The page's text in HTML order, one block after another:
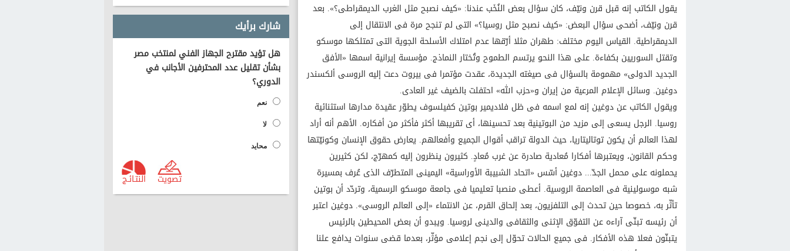
شارك برأيك
هل تؤيد مقترح الجهاز الفني لمنتخب مصر
بشأن تقليل عدد المحترفين الأجانب في
الدوري؟
نعم
لا
محايد
النتـائـج تصويت
يقول الكاتب إنه قبل قرن ونيّف، كان سؤال بعض النُخَب عندنا: «كيف نصبح مثل الغرب الديمقراطى؟». بعد
قرن ونيّف، أضحى سؤال البعض: «كيف نصبح مثل روسيا؟» التى لم تنجح مرة فى الانتقال إلى
الديمقراطية. القياس اليوم مختلف: طهران مثلا أرّقها عدم امتلاك الأسلحة الجوية التى تمتلكها موسكو
وتقتل السوريين بكفاءة. على هذا النحو يرتسم الطموح وتُختار النماذج. مؤسسة إيرانية اسمها «الأفق
الجديد الدولى» مهمومة بالسؤال فى صيغته الجديدة، عقدت مؤتمرا فى بيروت دعت إليه الروسى ألكسندر
دوغين. وسائل الإعلام المرعية من إيران و«حزب الله» احتفلت بالضيف غير العادى.
ويقول الكاتب عن دوغين إنه لمع اسمه فى ظل فلاديمير بوتين كفيلسوف يطوّر عقيدة مدارها استثنائية
روسيا. الرجل يسعى إلى مزيد من البوتينية بعد تحسينها، أى تقريبها أكثر فأكثر من أفكاره. الأهم أنه أراد
لهذا العالم أن يكون توتاليتاريا، حيث الدولة تراقب أقوال الجميع وأفعالهم. يعارض حقوق الإنسان وكونيّتها
وحكم القانون، ويعتبرها أفكارا مُعادية صادرة عن غرب مُعادٍ. كثيرون ينظرون إليه كمهرّج، لكن كثيرين
يحملونه على محمل الجدّ... دوغين أسّس «اتحاد الشبيبة الأوراسية» اليمينى المتطرّف الذى عُرف بمسيرة
شبه موسولينية فى العاصمة الروسية. أعطى منصبا تعليميا فى جامعة موسكو الرسمية، وتردّد أن بوتين
تأثّر به، خصوصا حين تحدث إلى التلفزيون، بعد إلحاق القرم، عن الانتماء «إلى العالم الروسى». دوغين اعتبر
أن رئيسه تبنّى آراءه عن التفوّق الإثنى والثقافى والدينى لروسيا. ويبدو أن بعض المحيطين بالرئيس
يتبنّون فعلا هذه الأفكار. فى جميع الحالات تحوّل إلى نجم إعلامى مؤثّر، بعدما قضى سنوات يدافع علنا